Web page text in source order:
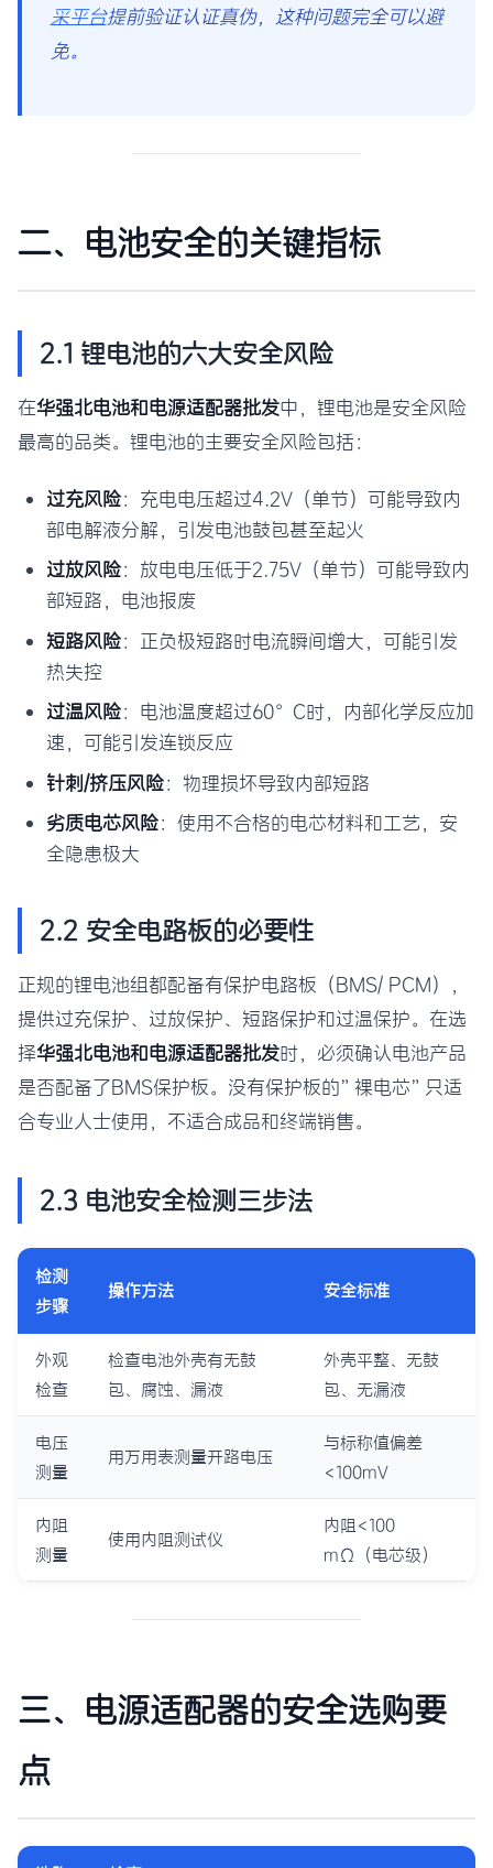
采平台提前验证认证真伪，这种问题完全可以避
免。
二、电池安全的关键指标
2.1 锂电池的六大安全风险
在华强北电池和电源适配器批发中，锂电池是安全风险
最高的品类。锂电池的主要安全风险包括：
过充风险：充电电压超过4.2V（单节）可能导致内
部电解液分解，引发电池鼓包甚至起火
过放风险：放电电压低于2.75V（单节）可能导致内
部短路，电池报废
短路风险：正负极短路时电流瞬间增大，可能引发
热失控
过温风险：电池温度超过60°C时，内部化学反应加
速，可能引发连锁反应
针刺/挤压风险：物理损坏导致内部短路
劣质电芯风险：使用不合格的电芯材料和工艺，安
全隐患极大
2.2 安全电路板的必要性
正规的锂电池组都配备有保护电路板（BMS/ PCM），
提供过充保护、过放保护、短路保护和过温保护。在选
择华强北电池和电源适配器批发时，必须确认电池产品
是否配备了BMS保护板。没有保护板的”裸电芯”只适
合专业人士使用，不适合成品和终端销售。
2.3 电池安全检测三步法
检测
步骤
操作方法 安全标准
外观
检查
检查电池外壳有无鼓
包、腐蚀、漏液
外壳平整、无鼓
包、无漏液
电压
测量
用万用表测量开路电压
与标称值偏差
<100mV
内阻
测量
使用内阻测试仪
内阻<100
mΩ（电芯级）
三、电源适配器的安全选购要
点